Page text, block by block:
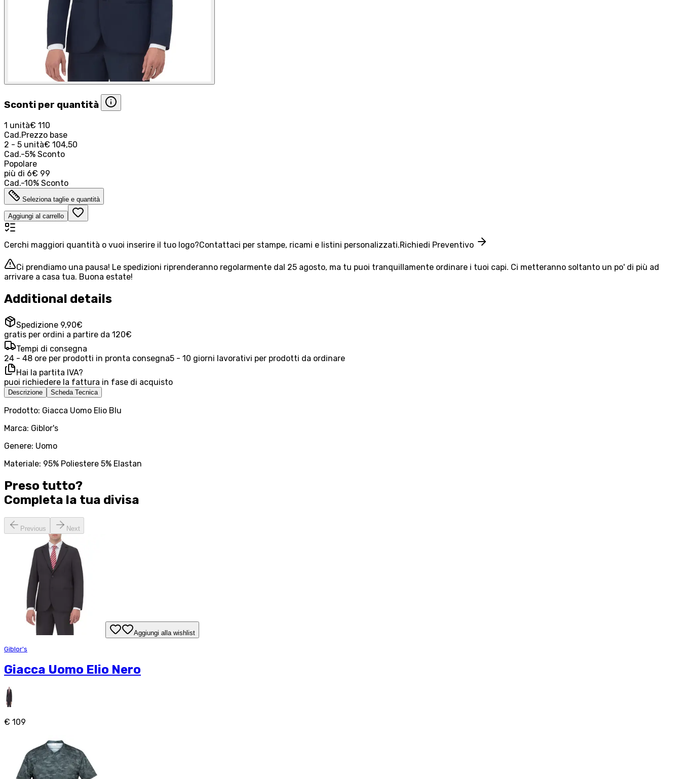
Sconti per quantità
1 unità€ 110
Cad.Prezzo base
2 - 5 unità€ 104,50
Cad.-5% Sconto
Popolare
più di 6€ 99
Cad.-10% Sconto
Seleziona taglie e quantità
Aggiungi al carrello
Cerchi maggiori quantità o vuoi inserire il tuo logo?Contattaci per stampe, ricami e listini personalizzati.Richiedi Preventivo
Ci prendiamo una pausa! Le spedizioni riprenderanno regolarmente dal 25 agosto, ma tu puoi tranquillamente ordinare i tuoi capi. Ci metteranno soltanto un po' di più ad
arrivare a casa tua. Buona estate!
Additional details
Spedizione 9,90€
gratis per ordini a partire da 120€
Tempi di consegna
24 - 48 ore per prodotti in pronta consegna5 - 10 giorni lavorativi per prodotti da ordinare
Hai la partita IVA?
puoi richiedere la fattura in fase di acquisto
Descrizione Scheda Tecnica
Prodotto: Giacca Uomo Elio Blu
Marca: Giblor's
Genere: Uomo
Materiale: 95% Poliestere 5% Elastan
Preso tutto?
Completa la tua divisa
Previous Next
Aggiungi alla wishlist
Giblor's
Giacca Uomo Elio Nero
€ 109